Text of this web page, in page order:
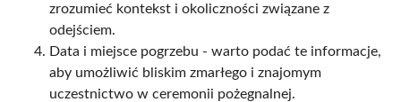
zrozumieć kontekst i okoliczności związane z
odejściem.
Data i miejsce pogrzebu - warto podać te informacje,
aby umożliwić bliskim zmarłego i znajomym
uczestnictwo w ceremonii pożegnalnej.